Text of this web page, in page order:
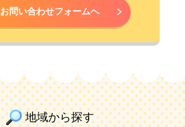
お問い合わせフォームへ
地域から探す